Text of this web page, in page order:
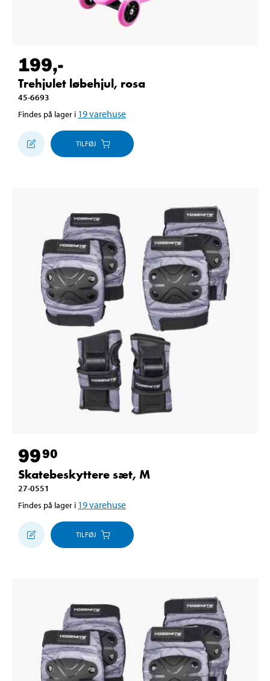
199,-
Trehjulet løbehjul, rosa
45-6693
Findes på lager i 19varehuse
TILFØJ
9990
Skatebeskyttere sæt, M
27-0551
Findes på lager i 19varehuse
TILFØJ